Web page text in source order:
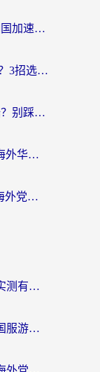
斧牛和ToCN哪个好？海外党选回国加速器的避坑指南（附免费工具推荐）
海外党必看：云极和Kuyo哪个好？3招选对回国加速器，无缝刷国内资源
海外党必看：免费vpn翻墙到大陆？别踩坑！教你选对回国加速器无缝追剧玩游戏
Malus好用吗？和sixfast哪个好？海外华人亲测3款热门回国加速器，附排名指南
ChickCN和爱加速VPN哪个好？海外党亲测3款回国加速器，这一款才是无缝访问国内资源的最优解
美国打天涯明月刀总卡顿？2026实测有效的加速器推荐（附跨平台使用技巧）
乌克兰怎么玩一刀传世？海外党国服游戏加速终极指南（附天下-异兽山海街头篮球实测）